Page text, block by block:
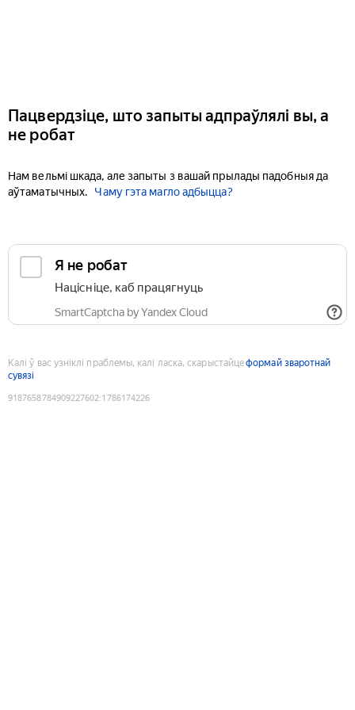
Пацвердзіце, што запыты адпраўлялі вы, а
не робат
Нам вельмі шкада, але запыты з вашай прылады падобныя да
аўтаматычных.
Чаму гэта магло адбыцца?
Я не робат
Націсніце, каб працягнуць
SmartCaptcha by Yandex Cloud
Калі ў вас узніклі праблемы, калі ласка, скарыстайцеформай зваротнай
сувязі
9187658784909227602:1786174226